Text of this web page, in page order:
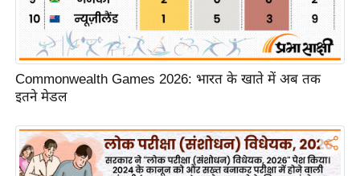
श
न
घ
रे
लू
नु
Commonwealth Games 2026: भारत के खाते में अब तक
इतने मेडल